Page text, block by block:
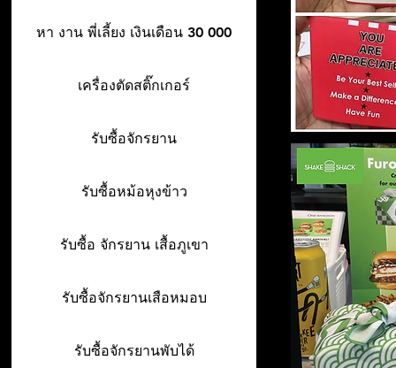
หา งาน พี่เลี้ยง เงินเดือน 30 000
เครื่องตัดสติ๊กเกอร์
รับซื้อจักรยาน
รับซื้อหม้อหุงข้าว
รับซื้อ จักรยาน เสื้อภูเขา
รับซื้อจักรยานเสือหมอบ
รับซื้อจักรยานพับได้